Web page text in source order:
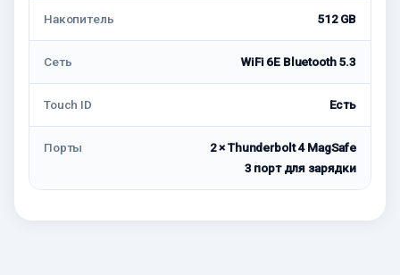
Накопитель 512 GB
Сеть WiFi 6E Bluetooth 5.3
Touch ID Есть
Порты
2 × Thunderbolt 4 MagSafe
3 порт для зарядки